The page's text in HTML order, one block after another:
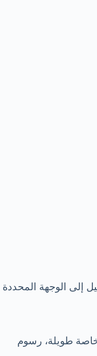
إلى الوجهة المحددة
خاصة طويلة، رسوم